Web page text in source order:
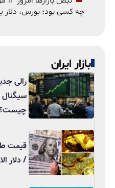
چه کسی بود؛ بورس، دلار
بازار ایران
رالی
سیگنال
/ دلار